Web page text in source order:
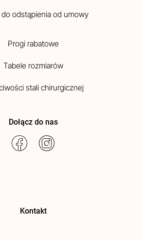
do odstąpienia od umowy
Progi rabatowe
Tabele rozmiarów
stali chirurgicznej
Dołącz do nas
Kontakt